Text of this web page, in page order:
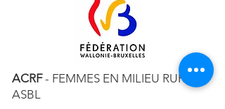
ACRF- FEMMES EN MILIEU RURAL
ASBL